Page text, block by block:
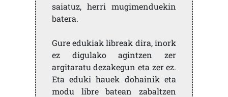
saiatuz, herri mugimenduekin
batera.
Gure edukiak libreak dira, inork
ez digulako agintzen zer
argitaratu dezakegun eta zer ez.
Eta eduki hauek dohainik eta
modu libre batean zabaltzen